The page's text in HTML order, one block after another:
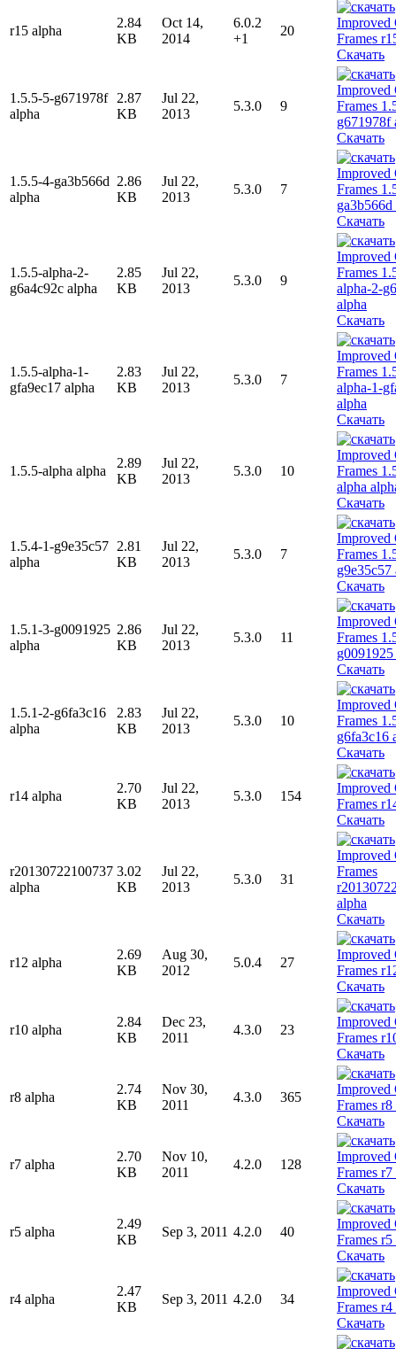
r15 alpha
2.84
KB
Oct 14,
2014
6.0.2
+1
20
Скачать
1.5.5-5-g671978f
alpha
2.87
KB
Jul 22,
2013
5.3.0 9
Скачать
1.5.5-4-ga3b566d
alpha
2.86
KB
Jul 22,
2013
5.3.0 7
Скачать
1.5.5-alpha-2-
g6a4c92c alpha
2.85
KB
Jul 22,
2013
5.3.0 9
Скачать
1.5.5-alpha-1-
gfa9ec17 alpha
2.83
KB
Jul 22,
2013
5.3.0 7
Скачать
1.5.5-alpha alpha
2.89
KB
Jul 22,
2013
5.3.0 10
Скачать
1.5.4-1-g9e35c57
alpha
2.81
KB
Jul 22,
2013
5.3.0 7
Скачать
1.5.1-3-g0091925
alpha
2.86
KB
Jul 22,
2013
5.3.0 11
Скачать
1.5.1-2-g6fa3c16
alpha
2.83
KB
Jul 22,
2013
5.3.0 10
Скачать
r14 alpha
2.70
KB
Jul 22,
2013
5.3.0
154
Скачать
r20130722100737
alpha
3.02
KB
Jul 22,
2013
5.3.0 31
Скачать
r12 alpha
2.69
KB
Aug 30,
2012
5.0.4
27
Скачать
r10 alpha
2.84
KB
Dec 23,
2011
4.3.0
23
Скачать
r8 alpha
2.74
KB
Nov 30,
2011
4.3.0
365
Скачать
r7 alpha
2.70
KB
Nov 10,
2011
4.2.0
128
Скачать
r5 alpha
2.49
KB
Sep 3, 2011 4.2.0
40
Скачать
r4 alpha
2.47
KB
Sep 3, 2011 4.2.0
34
Скачать